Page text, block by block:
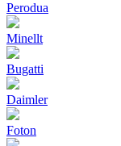
Perodua
Minellt
Bugatti
Daimler
Foton